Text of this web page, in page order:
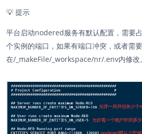
💡 提示
平台启动nodered服务有默认配置，需要
个实例的端口，如果有端口冲突，或者需
在/_makeFile/_workspace/nr/.env内修改。